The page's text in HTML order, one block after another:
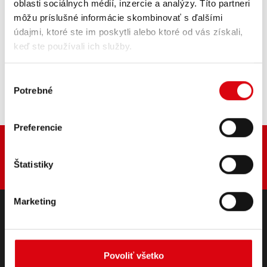
oblasti sociálnych médií, inzercie a analýzy. Títo partneri
môžu príslušné informácie skombinovať s ďalšími
údajmi, ktoré ste im poskytli alebo ktoré od vás získali,
keď ste používali ich služby.
súhlasu
Potrebné
Preferencie
Štatistiky
Marketing
Povoliť všetko
PODROBNOSTI O PRODUKTE >
Kúpiť túto batériu:
PRODUKTY
Príslušenstvo pre osobné automobily a úžitkové vozidlá